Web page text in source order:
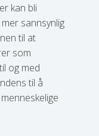
kan bli
sannsynlig
til at
som
og med
til å